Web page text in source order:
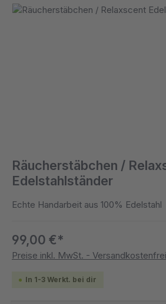
Räucherstäbchen /
Edelstahlständer
Echte Handarbeit aus 100% Edelstahl
99,00 €*
Preise inkl. MwSt. -
In 1-3 Werkt. bei dir